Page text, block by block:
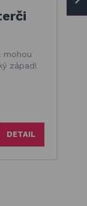
mohou
západ!
DETAIL